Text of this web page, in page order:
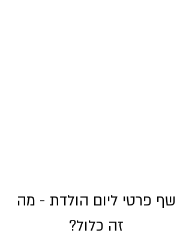
שף פרטי ליום הולדת - מה
זה כלול?